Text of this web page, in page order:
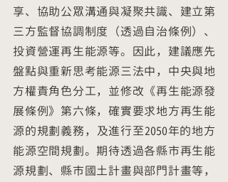
享、協助公眾溝通與凝聚共識、建立第
三方監督協調制度（透過自治條例）、
投資營運再生能源等。因此，建議應先
盤點與重新思考能源三法中，中央與地
方權責角色分工，並修改《再生能源發
展條例》第六條，確實要求地方再生能
源的規劃義務，及進行至2050年的地方
能源空間規劃。期待透過各縣市再生能
源規劃、縣市國土計畫與部門計畫等，